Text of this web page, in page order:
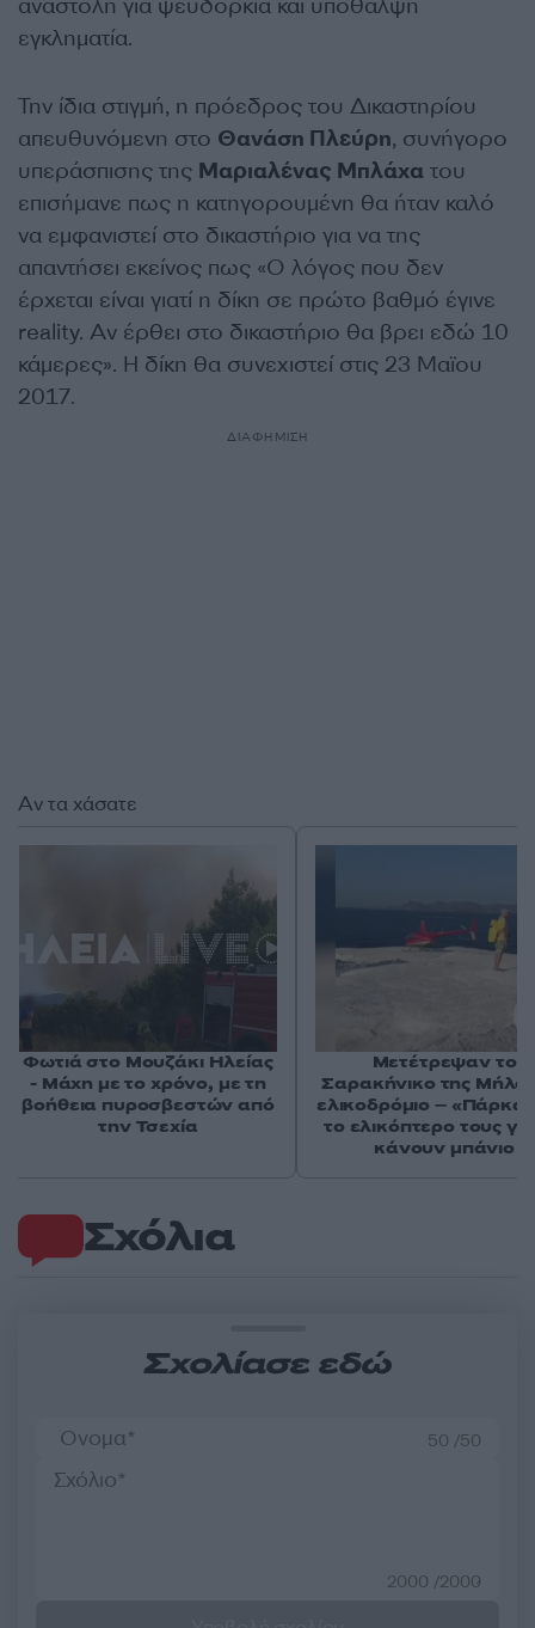
αναστολή για ψευδορκία και υπόθαλψη
εγκληματία.
Την ίδια στιγμή, η πρόεδρος του Δικαστηρίου
απευθυνόμενη στο Θανάση Πλεύρη, συνήγορο
υπεράσπισης της Μαριαλένας Μπλάχα του
επισήμανε πως η κατηγορουμένη θα ήταν καλό
να εμφανιστεί στο δικαστήριο για να της
απαντήσει εκείνος πως «Ο λόγος που δεν
έρχεται είναι γιατί η δίκη σε πρώτο βαθμό έγινε
reality. Αν έρθει στο δικαστήριο θα βρει εδώ 10
κάμερες». Η δίκη θα συνεχιστεί στις 23 Μαϊου
2017.
ΔΙΑΦΗΜΙΣΗ
Σχόλια
Σχολίασε εδώ
50 /50
2000 /2000
Αν τα χάσατε
Φωτιά στο Μουζάκι Ηλείας
- Μάχη με το χρόνο, με τη
βοήθεια πυροσβεστών από
την Τσεχία
Μετέτρεψαν το
Σαρακήνικο της
ελικοδρόμιο –
το ελικόπτερο τους
κάνουν μπάνιο